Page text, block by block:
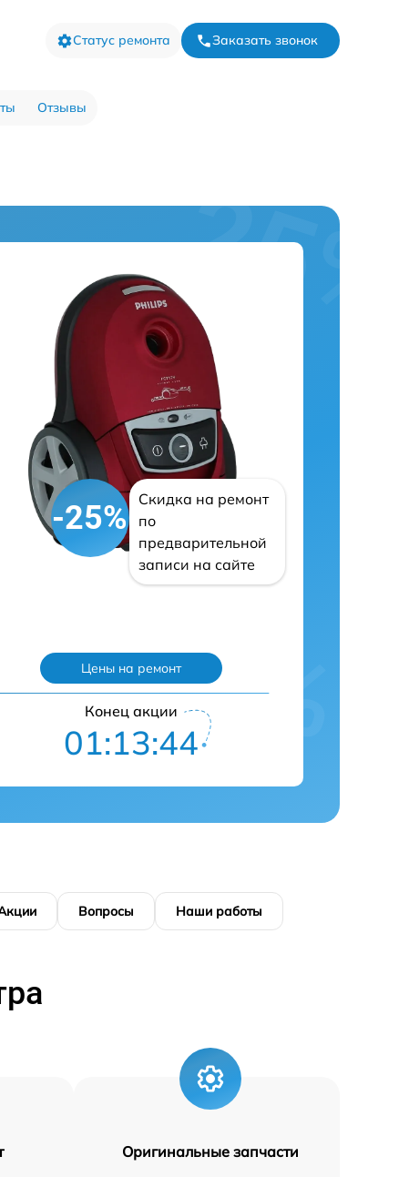
Статус ремонта Заказать звонок
Отзывы
-25%
Скидка на ремонт
по
предварительной
записи на сайте
Цены на ремонт
Конец акции
01:13:43
Вопросы Наши работы
Оригинальные запчасти